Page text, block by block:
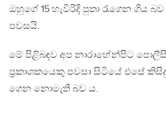
ඔහුගේ 15 හැවිරිදි පුතා රැගෙන ගිය
පවසයි.
මේ පිළිබඳව අප නාරාහේන්පිට
ප්‍රකාශකයෙකු පවසා සිටියේ එසේ
ගෙන නොමැති බව ය.